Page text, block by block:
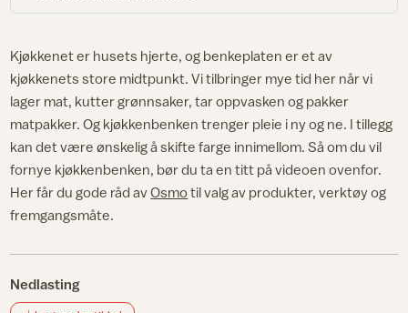
Kjøkkenet er husets hjerte, og benkeplaten er et av
kjøkkenets store midtpunkt. Vi tilbringer mye tid her når vi
lager mat, kutter grønnsaker, tar oppvasken og pakker
matpakker. Og kjøkkenbenken trenger pleie i ny og ne. I tillegg
kan det være ønskelig å skifte farge innimellom. Så om du vil
fornye kjøkkenbenken, bør du ta en titt på videoen ovenfor.
Her får du gode råd avOsmo til valg av produkter, verktøy og
fremgangsmåte.
Nedlasting